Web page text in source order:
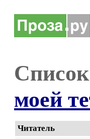
моей
Читатель